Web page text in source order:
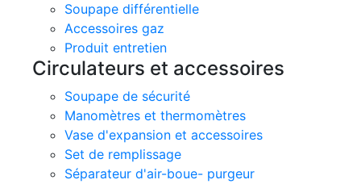
Soupape différentielle
Accessoires gaz
Produit entretien
Circulateurs et accessoires
Soupape de sécurité
Manomètres et thermomètres
Vase d'expansion et accessoires
Set de remplissage
Séparateur d'air-boue- purgeur